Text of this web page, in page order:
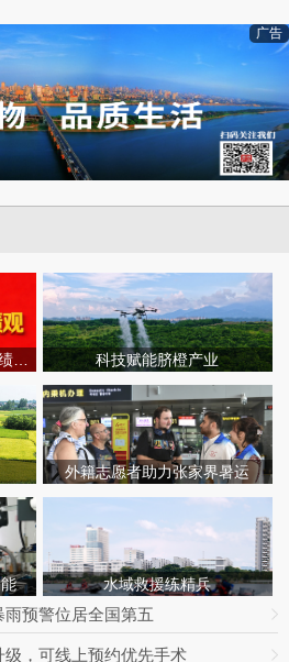
广告
科技赋能脐橙产业
外籍志愿者助力张家界暑运
水域救援练精兵
预警位居全国第五
，可线上预约优先手术